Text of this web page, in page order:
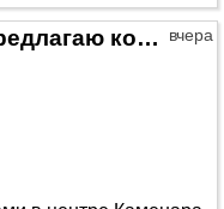
вчера
Владелец продает элитный дом в Каменаре, Поморие. Предлагаю комиссионные брокерам!